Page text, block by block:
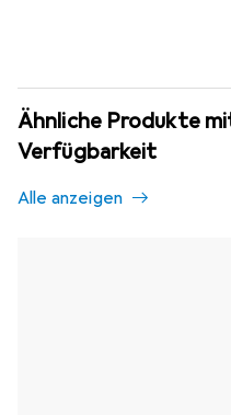
Ähnliche Produkte
Verfügbarkeit
Alle anzeigen